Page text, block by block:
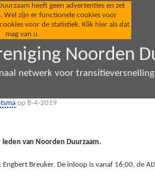
heeft geen advertenties en zet
Wel zijn er functionele cookies voor
voor de statistiek. Klik hier als dat
mag van u.
Noorden
netwerk voor
op 8-4-2019
van Noorden Duurzaam.
Engbert Breuker. De inloop is vanaf 16:00, de